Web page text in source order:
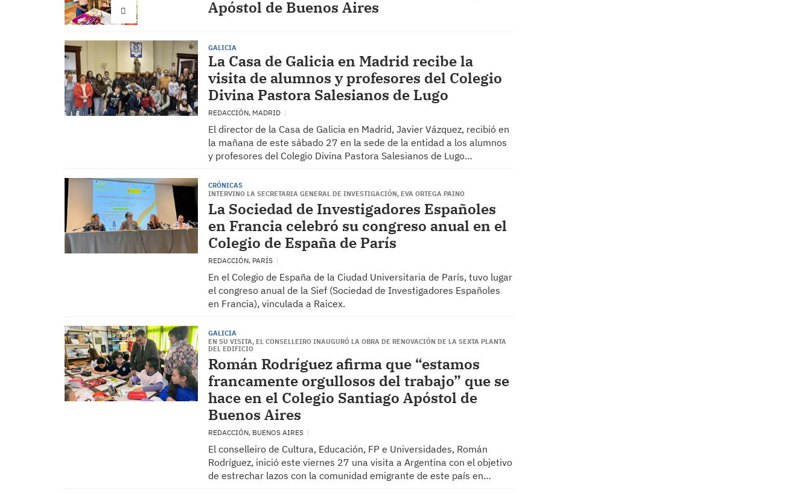
Apóstol de Buenos Aires
GALICIA
La Casa de Galicia en Madrid recibe la
visita de alumnos y profesores del Colegio
Divina Pastora Salesianos de Lugo
REDACCIÓN, MADRID
El director de la Casa de Galicia en Madrid, Javier Vázquez, recibió en
la mañana de este sábado 27 en la sede de la entidad a los alumnos
y profesores del Colegio Divina Pastora Salesianos de Lugo…
CRÓNICAS
INTERVINO LA SECRETARIA GENERAL DE INVESTIGACIÓN, EVA ORTEGA PAINO
La Sociedad de Investigadores Españoles
en Francia celebró su congreso anual en el
Colegio de España de París
REDACCIÓN, PARÍS
En el Colegio de España de la Ciudad Universitaria de París, tuvo lugar
el congreso anual de la Sief (Sociedad de Investigadores Españoles
en Francia), vinculada a Raicex.
GALICIA
EN SU VISITA, EL CONSELLEIRO INAUGURÓ LA OBRA DE RENOVACIÓN DE LA SEXTA PLANTA
DEL EDIFICIO
Román Rodríguez afirma que “estamos
francamente orgullosos del trabajo” que se
hace en el Colegio Santiago Apóstol de
Buenos Aires
REDACCIÓN, BUENOS AIRES
El conselleiro de Cultura, Educación, FP e Universidades, Román
Rodríguez, inició este viernes 27 una visita a Argentina con el objetivo
de estrechar lazos con la comunidad emigrante de este país en…